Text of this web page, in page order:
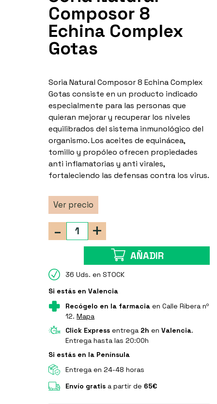
Composor 8
Echina Complex
Gotas
Soria Natural Composor 8 Echina Complex
Gotas consiste en un producto indicado
especialmente para las personas que
quieran mejorar y recuperar los niveles
equilibrados del sistema inmunológico del
organismo. Los aceites de equinácea,
tomillo y propóleo ofrecen propiedades
anti inflamatorias y anti virales,
fortaleciendo las defensas contra los virus.
Ver precio
+
-
AÑADIR
36 Uds. en STOCK
Si estás en Valencia
Recógelo en la farmacia en Calle Ribera nº
12.Mapa
Click Express entrega 2h enValencia.
Entrega hasta las 20:00h
Si estás en la Península
Entrega en 24-48 horas
Envío gratis a partir de 65€